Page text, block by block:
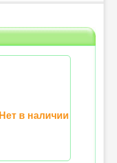
Нет в наличии